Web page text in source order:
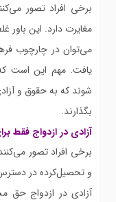
برخی افراد تصور
مغایرت دارد. این باور
می‌توان در چارچوب
یافت. مهم این است
شوند که به حقوق و
بگذارند.
آزادی در ازدواج فقط
برخی افراد تصور
و تحصیل‌کرده در
آزادی در ازدواج حق